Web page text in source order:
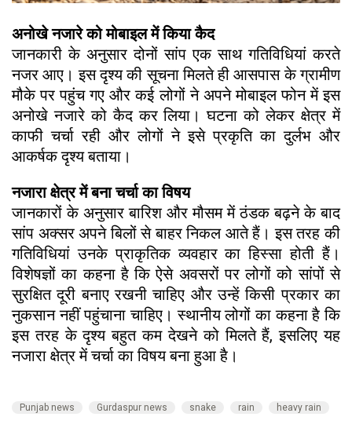
अनोखे नजारे को मोबाइल में किया कैद
जानकारी के अनुसार दोनों सांप एक साथ गतिविधियां करते
नजर आए। इस दृश्य की सूचना मिलते ही आसपास के ग्रामीण
मौके पर पहुंच गए और कई लोगों ने अपने मोबाइल फोन में इस
अनोखे नजारे को कैद कर लिया। घटना को लेकर क्षेत्र में
काफी चर्चा रही और लोगों ने इसे प्रकृति का दुर्लभ और
आकर्षक दृश्य बताया।
नजारा क्षेत्र में बना चर्चा का विषय
जानकारों के अनुसार बारिश और मौसम में ठंडक बढ़ने के बाद
सांप अक्सर अपने बिलों से बाहर निकल आते हैं। इस तरह की
गतिविधियां उनके प्राकृतिक व्यवहार का हिस्सा होती हैं।
विशेषज्ञों का कहना है कि ऐसे अवसरों पर लोगों को सांपों से
सुरक्षित दूरी बनाए रखनी चाहिए और उन्हें किसी प्रकार का
नुकसान नहीं पहुंचाना चाहिए। स्थानीय लोगों का कहना है कि
इस तरह के दृश्य बहुत कम देखने को मिलते हैं, इसलिए यह
नजारा क्षेत्र में चर्चा का विषय बना हुआ है।
Punjab news Gurdaspur news snake rain heavy rain